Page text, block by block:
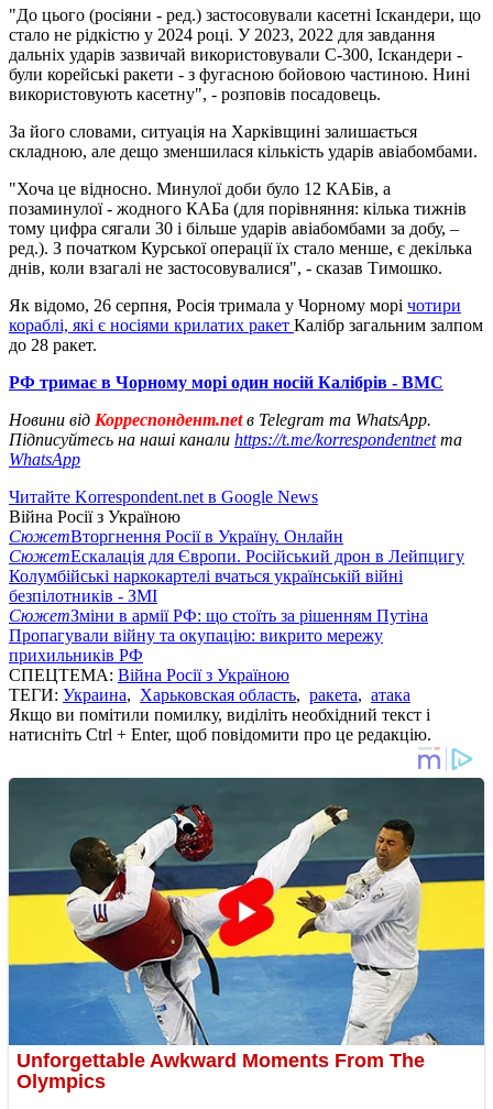
"До цього (росіяни - ред.) застосовували касетні Іскандери, що
стало не рідкістю у 2024 році. У 2023, 2022 для завдання
дальніх ударів зазвичай використовували С-300, Іскандери -
були корейські ракети - з фугасною бойовою частиною. Нині
використовують касетну", - розповів посадовець.
За його словами, ситуація на Харківщині залишається
складною, але дещо зменшилася кількість ударів авіабомбами.
"Хоча це відносно. Минулої доби було 12 КАБів, а
позаминулої - жодного КАБа (для порівняння: кілька тижнів
тому цифра сягали 30 і більше ударів авіабомбами за добу, –
ред.). З початком Курської операції їх стало менше, є декілька
днів, коли взагалі не застосовувалися", - сказав Тимошко.
Як відомо, 26 серпня, Росія тримала у Чорному морі чотири
кораблі, які є носіями крилатих ракет Калібр загальним залпом
до 28 ракет.
РФ тримає в Чорному морі один носій Калібрів - ВМС
Новини від Корреспондент.netв Telegram та WhatsApp.
Підписуйтесь на наші канали https://t.me/korrespondentnetта
WhatsApp
Читайте Korrespondent.net в Google News
Війна Росії з Україною
СюжетВторгнення Росії в Україну. Онлайн
СюжетЕскалація для Європи. Російський дрон в Лейпцигу
Колумбійські наркокартелі вчаться українській війні
безпілотників - ЗМІ
СюжетЗміни в армії РФ: що стоїть за рішенням Путіна
Пропагували війну та окупацію: викрито мережу
прихильників РФ
СПЕЦТЕМА: Війна Росії з Україною
ТЕГИ: Украина, Харьковская область, ракета, атака
Якщо ви помітили помилку, виділіть необхідний текст і
натисніть Ctrl + Enter, щоб повідомити про це редакцію.